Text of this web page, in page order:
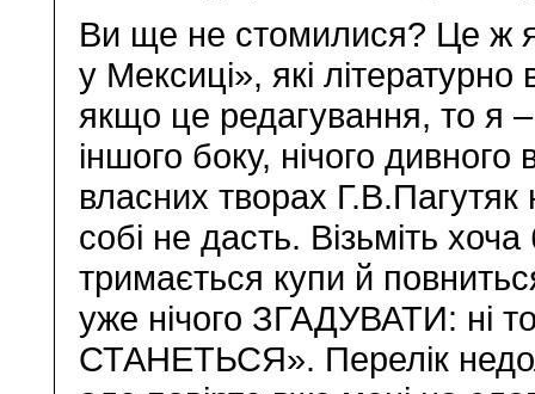
Ви ще не стомилися? Це ж
у Мексиці», які
якщо це редагування, то я
іншого боку, нічого
власних творах Г.В.Пагутяк
собі не дасть. Візьміть
тримається купи й
уже нічого ЗГАДУВАТИ: ні
СТАНЕТЬСЯ». Перелік